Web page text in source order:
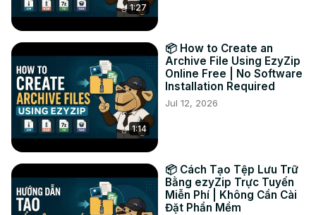
1:27
1:14
📦 How to Create an
Archive File Using EzyZip
Online Free | No Software
Installation Required
Jul 12, 2026
📦 Cách Tạo Tệp Lưu Trữ
Bằng ezyZip Trực Tuyến
Miễn Phí | Không Cần Cài
Đặt Phần Mềm